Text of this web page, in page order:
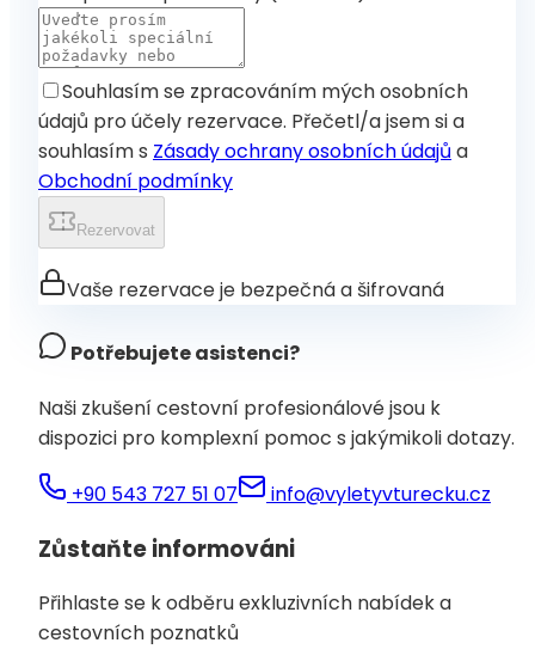
Souhlasím se zpracováním mých osobních
údajů pro účely rezervace. Přečetl/a jsem si a
souhlasím s Zásady ochrany osobních údajů a
Obchodní podmínky
Rezervovat
Vaše rezervace je bezpečná a šifrovaná
Potřebujete asistenci?
Naši zkušení cestovní profesionálové jsou k
dispozici pro komplexní pomoc s jakýmikoli dotazy.
+90 543 727 51 07 info@vyletyvturecku.cz
Zůstaňte informováni
Přihlaste se k odběru exkluzivních nabídek a
cestovních poznatků